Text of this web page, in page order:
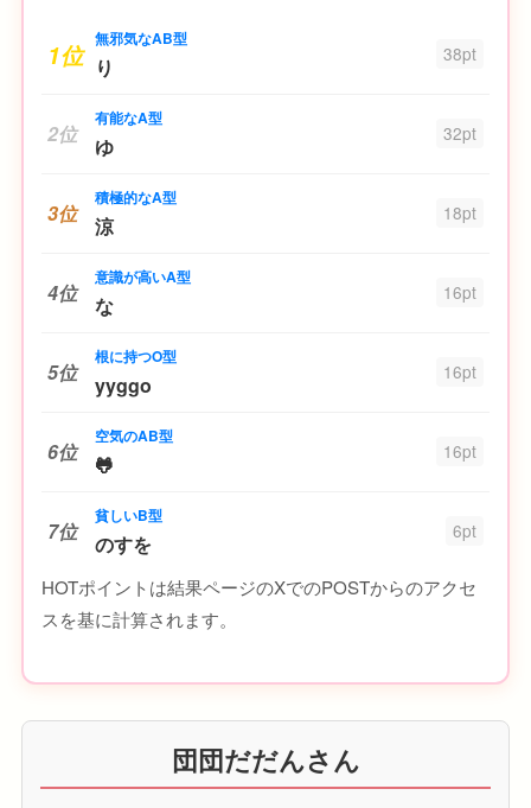
1位 無邪気なAB型
り 38pt
2位
有能なA型
ゆ 32pt
3位
積極的なA型
涼 18pt
4位
意識が高いA型
な 16pt
5位
根に持つO型
yyggo 16pt
6位
空気のAB型
🐸 16pt
7位
貧しいB型
のすを 6pt
HOTポイントは結果ページのXでのPOSTからのアクセ
スを基に計算されます。
団団だだんさん